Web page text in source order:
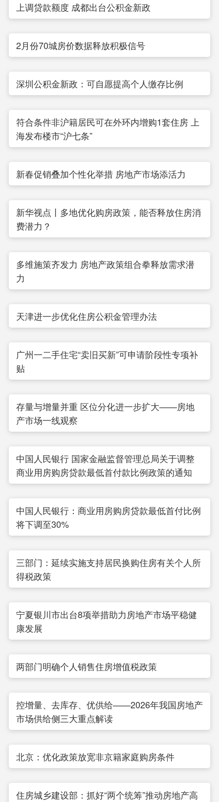
上调贷款额度 成都出台公积金新政
2月份70城房价数据释放积极信号
深圳公积金新政：可自愿提高个人缴存比例
符合条件非沪籍居民可在外环内增购1套住房 上
海发布楼市“沪七条”
新春促销叠加个性化举措 房地产市场添活力
新华视点丨多地优化购房政策，能否释放住房消
费潜力？
多维施策齐发力 房地产政策组合拳释放需求潜
力
天津进一步优化住房公积金管理办法
广州一二手住宅“卖旧买新”可申请阶段性专项补
贴
存量与增量并重 区位分化进一步扩大——房地
产市场一线观察
中国人民银行 国家金融监督管理总局关于调整
商业用房购房贷款最低首付款比例政策的通知
中国人民银行：商业用房购房贷款最低首付比例
将下调至30%
三部门：延续实施支持居民换购住房有关个人所
得税政策
宁夏银川市出台8项举措助力房地产市场平稳健
康发展
两部门明确个人销售住房增值税政策
控增量、去库存、优供给——2026年我国房地产
市场供给侧三大重点解读
北京：优化政策放宽非京籍家庭购房条件
住房城乡建设部：抓好“两个统筹”推动房地产高